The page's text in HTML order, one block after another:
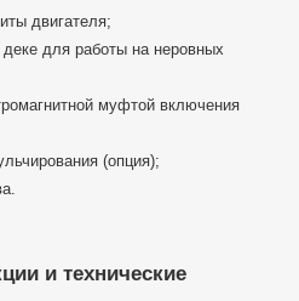
двигателя;
деке для работы на неровных
муфтой включения
(опция);
и технические